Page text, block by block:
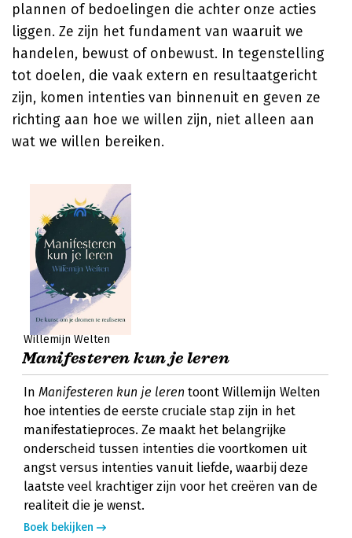
plannen of bedoelingen die achter onze acties
liggen. Ze zijn het fundament van waaruit we
handelen, bewust of onbewust. In tegenstelling
tot doelen, die vaak extern en resultaatgericht
zijn, komen intenties van binnenuit en geven ze
richting aan hoe we willen zijn, niet alleen aan
wat we willen bereiken.
Willemijn Welten
Manifesteren kun je leren
In Manifesteren kun je leren toont Willemijn Welten
hoe intenties de eerste cruciale stap zijn in het
manifestatieproces. Ze maakt het belangrijke
onderscheid tussen intenties die voortkomen uit
angst versus intenties vanuit liefde, waarbij deze
laatste veel krachtiger zijn voor het creëren van de
realiteit die je wenst.
Boek bekijken